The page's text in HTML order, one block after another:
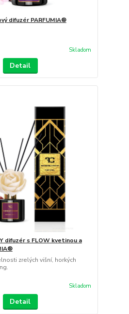
difuzér PARFUMIA®
Skladom
Detail
difuzér s FLOW kvetinou a
zrelých višní, horkých
Skladom
Detail